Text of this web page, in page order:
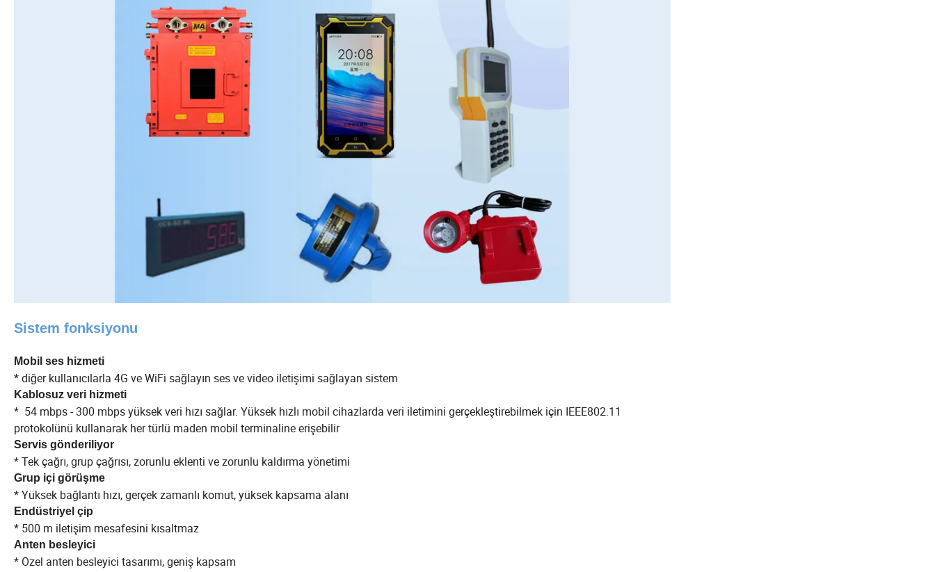
Sistem fonksiyonu
Mobil ses hizmeti
* diğer kullanıcılarla 4G ve WiFi sağlayın ses ve video iletişimi sağlayan sistem
Kablosuz veri hizmeti
* 54 mbps - 300 mbps yüksek veri hızı sağlar. Yüksek hızlı mobil cihazlarda veri iletimini gerçekleştirebilmek için IEEE802.11
protokolünü kullanarak her türlü maden mobil terminaline erişebilir
Servis gönderiliyor
* Tek çağrı, grup çağrısı, zorunlu eklenti ve zorunlu kaldırma yönetimi
Grup içi görüşme
* Yüksek bağlantı hızı, gerçek zamanlı komut, yüksek kapsama alanı
Endüstriyel çip
* 500 m iletişim mesafesini kısaltmaz
Anten besleyici
* Özel anten besleyici tasarımı, geniş kapsam